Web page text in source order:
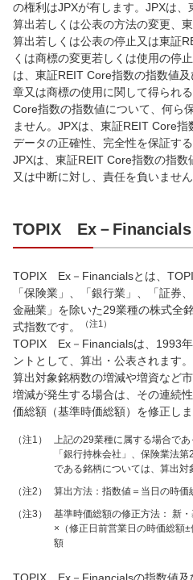
の権利はJPXが有します。JPXは
算出若しくは公表の方法の変更、
算出若しくは公表の停止又は東証
くは商標の変更若しくは使用の停
は、東証REIT Core指数の指数値
章又は商標の使用に関して得られ
Core指数の指数値について、何ら
ません。JPXは、東証REIT Core
データの正確性、完全性を保証す
JPXは、東証REIT Core指数の指
又は中断に対し、責任を負いません
TOPIX Ex－Financials
TOPIX Ex－Financialsとは、
「保険業」、「銀行業」、「証券
金融業」を除いた29業種の株式全
式指数です。
（注1）
TOPIX Ex－Financialsは、1993
ントとして、算出・公表されます。
算出対象銘柄数の増減や増資など
増減が発生する場合は、その連続
価総額（基準時価総額）を修正しま
（注1）
上記の29業種に属する場合で
「銀行持株会社」、保険業法
である銘柄については、算出対
（注2）
算出方法：指数値＝当日の時
（注3）
基準時価総額の修正方法： 新
×（修正日前営業日の時価総額
額